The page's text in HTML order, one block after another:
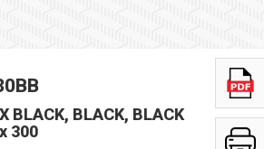
BLACK, BLACK, BLACK
300